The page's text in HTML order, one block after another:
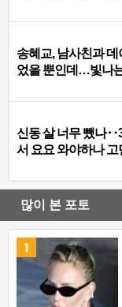
송혜교, 남사친과
었을 뿐인데…빛나
신동 살 너무 뺐나
서 요요 와야하나 고
많이 본 포토